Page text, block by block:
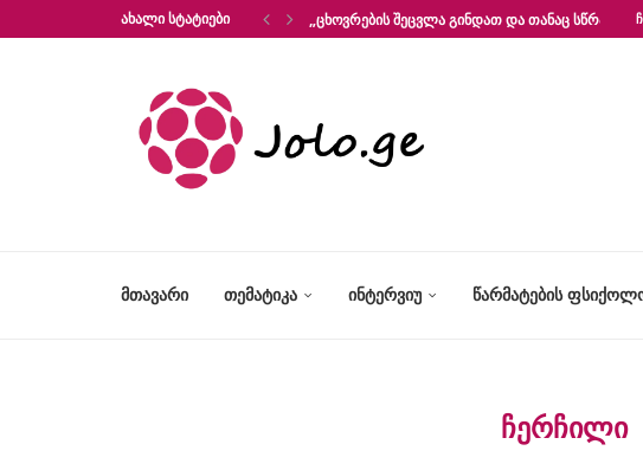
ᲐᲮᲐᲚᲘ ᲡᲢᲐᲢᲘᲔᲑᲘ „ᲪᲮᲝᲕᲠᲔᲑᲘᲡ ᲨᲔᲪᲕᲚᲐ ᲒᲘᲜᲓᲐᲗ ᲓᲐ ᲗᲐᲜᲐᲪ
ᲛᲗᲐᲕᲐᲠᲘ ᲗᲔᲛᲐᲢᲘᲙᲐ ᲘᲜᲢᲔᲠᲕᲘᲣ ᲬᲐᲠᲛᲐᲢᲔᲑᲘᲡ
ᲩᲔᲠᲩᲘᲚᲘ